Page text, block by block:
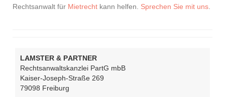
Rechtsanwalt für Mietrecht kann helfen. Sprechen Sie mit uns
LAMSTER & PARTNER
Rechtsanwaltskanzlei PartG mbB
Kaiser-Joseph-Straße 269
79098 Freiburg